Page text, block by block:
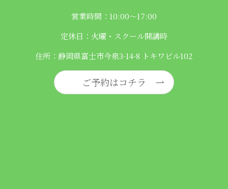
営業時間：10:00〜17:00
定休日：火曜・スクール開講時
住所：静岡県富士市今泉3-14-8 トキワビル102
ご予約はコチラ